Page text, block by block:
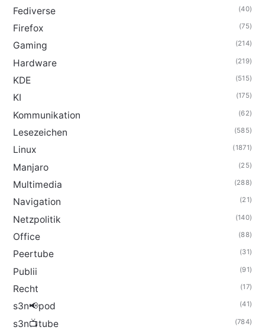
Fediverse (40)
Firefox (75)
Gaming (214)
Hardware (219)
KDE (515)
KI (175)
Kommunikation (62)
Lesezeichen (585)
Linux (1871)
Manjaro (25)
Multimedia (288)
Navigation (21)
Netzpolitik (140)
Office (88)
Peertube (31)
Publii (91)
Recht (17)
s3n📢pod (41)
s3n📺tube (784)